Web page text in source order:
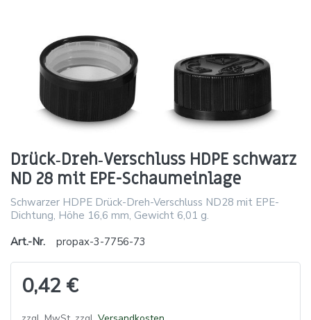
Drück‑Dreh‑Verschluss HDPE schwarz
ND 28 mit EPE-Schaumeinlage
Schwarzer HDPE Drück-Dreh-Verschluss ND28 mit EPE-
Dichtung, Höhe 16,6 mm, Gewicht 6,01 g.
Art.-Nr.
propax-3-7756-73
0,42 €